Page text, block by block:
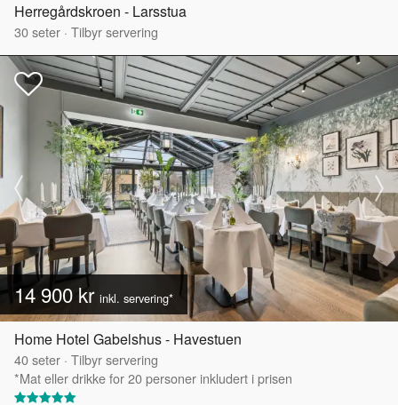
Herregårdskroen - Larsstua
30seter · Tilbyr servering
14 900 kr inkl. servering*
Home Hotel Gabelshus - Havestuen
40seter · Tilbyr servering
*Mat eller drikke for 20 personer inkludert i prisen